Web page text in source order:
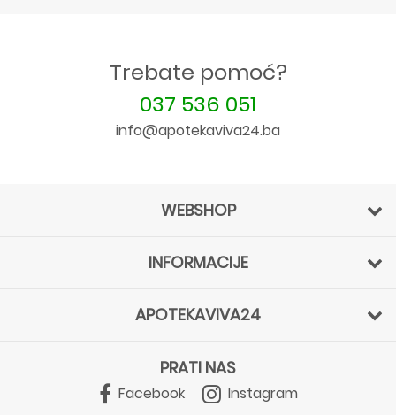
Trebate pomoć?
037 536 051
info@apotekaviva24.ba
WEBSHOP
INFORMACIJE
APOTEKAVIVA24
PRATI NAS
Facebook Instagram